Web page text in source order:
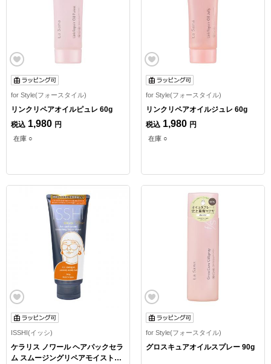
for Style(フォースタイル)
リンクリペアオイルピュレ 60g
税込 1,980 円
在庫 ○
for Style(フォースタイル)
リンクリペアオイルジュレ 60g
税込 1,980 円
在庫 ○
ISSHI(イッシ)
ケラリス ノワール ヘアパックセラ
ム スムージングリペアモイスト
for Style(フォースタイル)
グロスキュアオイルスプレー 90g